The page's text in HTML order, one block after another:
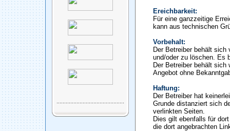
Ereichbarkeit:
Für eine ganzzeitige
kann aus technischen
Vorbehalt:
Der Betreiber behält sich
und/oder zu löschen. Es
Der Betreiber behält sich
Angebot ohne
Haftung:
Der Betreiber hat
Grunde distanziert sich
verlinkten Seiten.
Dies gilt ebenfalls für
die dort angebrachten